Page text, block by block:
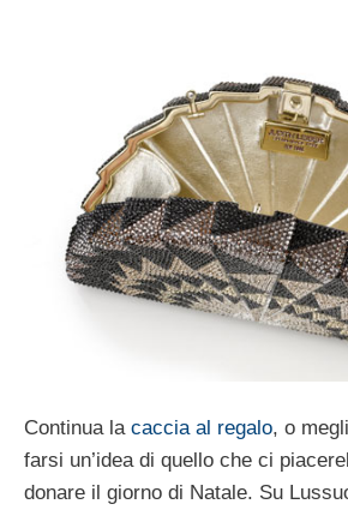
Continua lacaccia al regalo, o
farsi un’idea di quello che ci
donare il giorno di Natale. Su